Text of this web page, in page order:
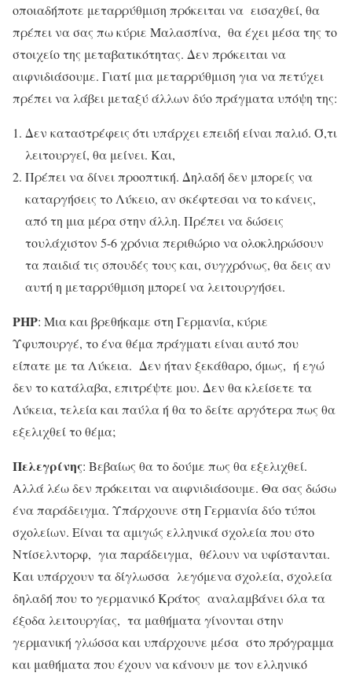
οποιαδήποτε μεταρρύθμιση πρόκειται να εισαχθεί, θα
πρέπει να σας πω κύριε Μαλασπίνα, θα έχει μέσα της το
στοιχείο της μεταβατικότητας. Δεν πρόκειται να
αιφνιδιάσουμε. Γιατί μια μεταρρύθμιση για να πετύχει
πρέπει να λάβει μεταξύ άλλων δύο πράγματα υπόψη της:
Δεν καταστρέφεις ότι υπάρχει επειδή είναι παλιό. Ό,τι
λειτουργεί, θα μείνει. Και,
Πρέπει να δίνει προοπτική. Δηλαδή δεν μπορείς να
καταργήσεις το Λύκειο, αν σκέφτεσαι να το κάνεις,
από τη μια μέρα στην άλλη. Πρέπει να δώσεις
τουλάχιστον 5-6 χρόνια περιθώριο να ολοκληρώσουν
τα παιδιά τις σπουδές τους και, συγχρόνως, θα δεις αν
αυτή η μεταρρύθμιση μπορεί να λειτουργήσει.
ΡΗΡ: Μια και βρεθήκαμε στη Γερμανία, κύριε
Υφυπουργέ, το ένα θέμα πράγματι είναι αυτό που
είπατε με τα Λύκεια. Δεν ήταν ξεκάθαρο, όμως, ή εγώ
δεν το κατάλαβα, επιτρέψτε μου. Δεν θα κλείσετε τα
Λύκεια, τελεία και παύλα ή θα το δείτε αργότερα πως θα
εξελιχθεί το θέμα;
Πελεγρίνης: Βεβαίως θα το δούμε πως θα εξελιχθεί.
Αλλά λέω δεν πρόκειται να αιφνιδιάσουμε. Θα σας δώσω
ένα παράδειγμα. Υπάρχουνε στη Γερμανία δύο τύποι
σχολείων. Είναι τα αμιγώς ελληνικά σχολεία που στο
Ντίσελντορφ, για παράδειγμα, θέλουν να υφίστανται.
Και υπάρχουν τα δίγλωσσα λεγόμενα σχολεία, σχολεία
δηλαδή που το γερμανικό Κράτος αναλαμβάνει όλα τα
έξοδα λειτουργίας, τα μαθήματα γίνονται στην
γερμανική γλώσσα και υπάρχουνε μέσα στο πρόγραμμα
και μαθήματα που έχουν να κάνουν με τον ελληνικό